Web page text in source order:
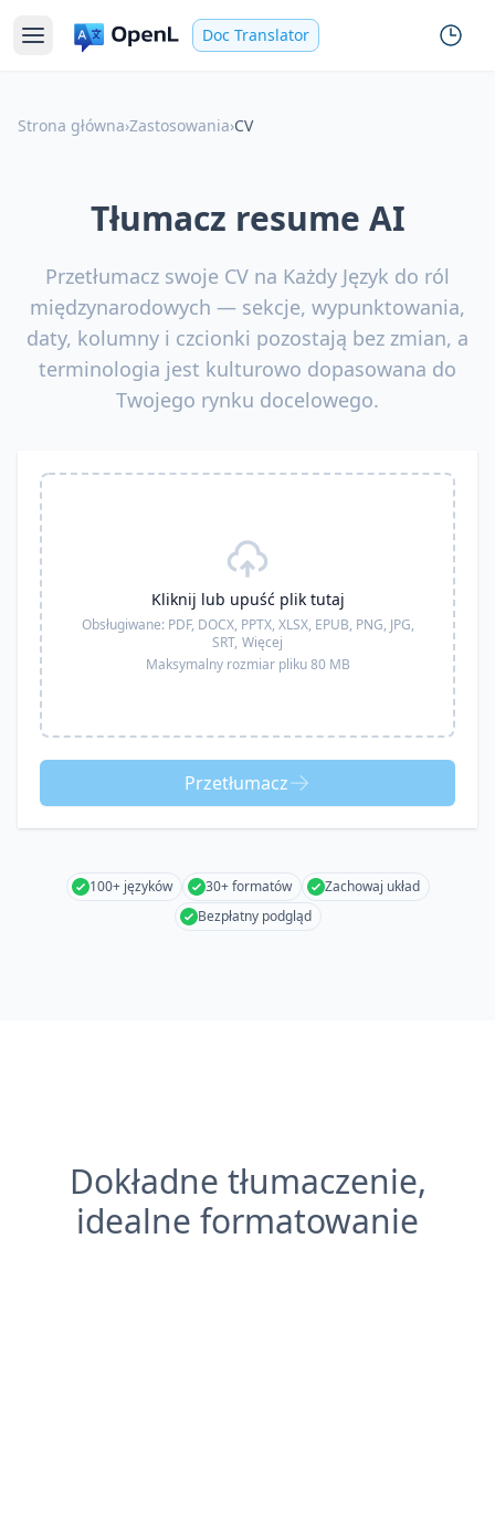
Doc Translator
Strona główna›Zastosowania›CV
Tłumacz resume AI
Przetłumacz swoje CV na Każdy Język do ról
międzynarodowych — sekcje, wypunktowania,
daty, kolumny i czcionki pozostają bez zmian, a
terminologia jest kulturowo dopasowana do
Twojego rynku docelowego.
Kliknij lub upuść plik tutaj
Obsługiwane: PDF, DOCX, PPTX, XLSX, EPUB, PNG, JPG,
SRT, Więcej
Maksymalny rozmiar pliku 80 MB
Przetłumacz
100+ języków 30+ formatów
Zachowaj układ
Bezpłatny podgląd
Dokładne tłumaczenie,
idealne formatowanie